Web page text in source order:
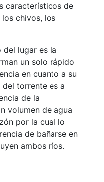
característicos de
chivos, los
del lugar es la
un solo rápido
en cuanto a su
torrente es a
de la
volumen de agua
por la cual lo
de bañarse en
ambos ríos.